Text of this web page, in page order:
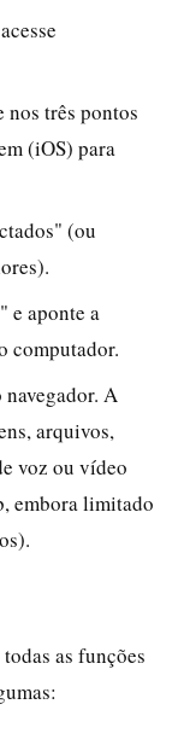
nos três pontos
(iOS) para
(ou
e aponte a
computador.
A
arquivos,
voz ou vídeo
embora limitado
as funções